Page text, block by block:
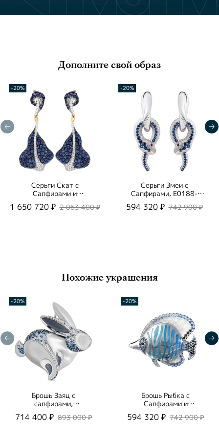
Дополните свой образ
-20%
Серьги Скат с
Сапфирами и
Бриллиантами, E0059-
0/1
1 650 720 ₽ 2 063 400 ₽
-20%
Серьги Змеи с
Сапфирами, E0188-
0/10
594 320 ₽ 742 900 ₽
Похожие украшения
-20%
Брошь Заяц с
сапфирами,
бриллиантами и
эмалью, Brs0269-6/2
714 400 ₽ 893 000 ₽
-20%
Брошь Рыбка с
Сапфирами и
Бриллиантами, Эмаль,
Brs0252-1/2
594 320 ₽ 742 900 ₽